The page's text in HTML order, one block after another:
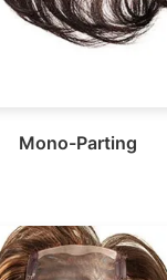
Mono-Parting